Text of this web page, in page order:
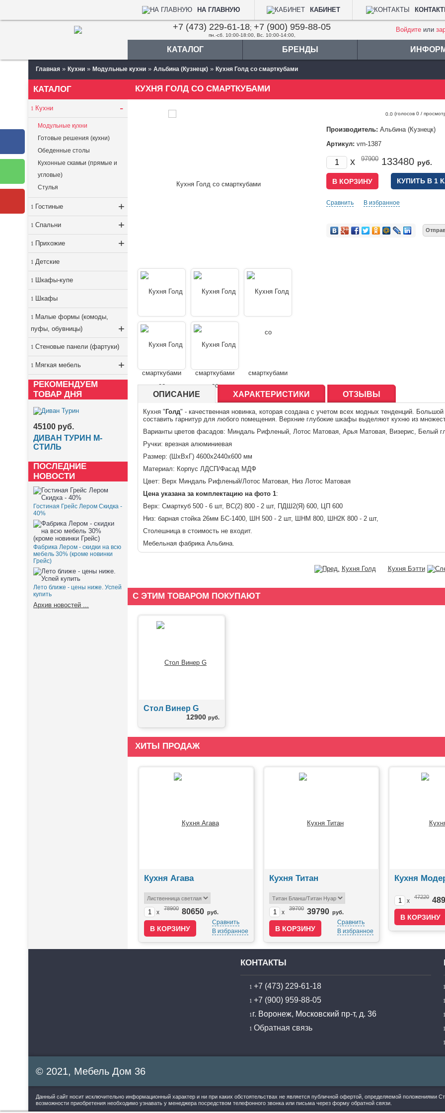
НА ГЛАВНУЮ КАБИНЕТ
+7 (473) 229-61-18; +7 (900) 959-88-05
пн.-сб. 10:00-18:00, Вс. 10:00-14:00,
Войдите или
КАТАЛОГ БРЕНДЫ
Главная » Кухни » Модульные кухни » Альбина (Кузнецк) » Кухня Голд со смарткубами
КАТАЛОГ
Кухни -
Модульные кухни
Готовые решения (кухни)
Обеденные столы
Кухонные скамьи (прямые и
угловые)
Стулья
Гостиные +
Спальни +
Прихожие +
Детские
Шкафы-купе
Шкафы
Малые формы (комоды,
пуфы, обувницы)
+
Стеновые панели (фартуки)
Мягкая мебель +
РЕКОМЕНДУЕМ
ТОВАР ДНЯ
45100 руб.
ДИВАН ТУРИН М-
СТИЛЬ
ПОСЛЕДНИЕ
НОВОСТИ
Гостиная Грейс Лером Скидка -
40%
Фабрика Лером - скидки на всю
мебель 30% (кроме новинки
Грейс)
Лето ближе - цены ниже. Успей
купить
Архив новостей ...
КУХНЯ ГОЛД СО СМАРТКУБАМИ
0.0 (голосов 0 /
Производитель: Альбина (Кузнецк)
Артикул: vrn-1387
x 97900 133480 руб.
КУПИТЬ В 1
Сравнить В избранное
ОПИСАНИЕ ХАРАКТЕРИСТИКИ ОТЗЫВЫ
Кухня " Голд" - качественная новинка, которая создана с учетом всех модных тенденций.
составить гарнитур для любого помещения. Верхние глубокие шкафы выделяют кухню из
Варианты цветов фасадов: Миндаль Рифленый, Лотос Матовая, Арья Матовая, Визерис, Белый
Ручки: врезная алюминиевая
Размер: (ШхВхГ) 4600х2440х600 мм
Материал: Корпус ЛДСП/Фасад МДФ
Цвет: Верх Миндаль Рифленый/Лотос Матовая, Низ Лотос Матовая
Цена указана за комплектацию на фото 1:
Верх: Смарткуб 500 - 6 шт, ВС(2) 800 - 2 шт, ПДШ2(Я) 600, ЦП 600
Низ: барная стойка 26мм БС-1400, ШН 500 - 2 шт, ШНМ 800, ШН2К 800 - 2 шт,
Столешница в стоимость не входит.
Мебельная фабрика Альбина.
Кухня Голд Кухня Бэтти
С ЭТИМ ТОВАРОМ ПОКУПАЮТ
Стол Винер G
12900 руб.
ХИТЫ ПРОДАЖ
Кухня Агава
x
78900 80650 руб.
Сравнить
В избранное
Кухня Титан
x
39700 39790 руб.
Сравнить
В избранное
Кухня
x
47220
КОНТАКТЫ
+7 (473) 229-61-18
+7 (900) 959-88-05
г. Воронеж, Московский пр-т, д. 36
Обратная связь
© 2021, Мебель Дом 36
Данный сайт носит исключительно информационный характер и ни при каких обстоятельствах не является публичной офертой, определяемой положениями
возможности приобретения необходимо узнавать у менеджера посредством телефонного звонка или письма через форму обратной связи.